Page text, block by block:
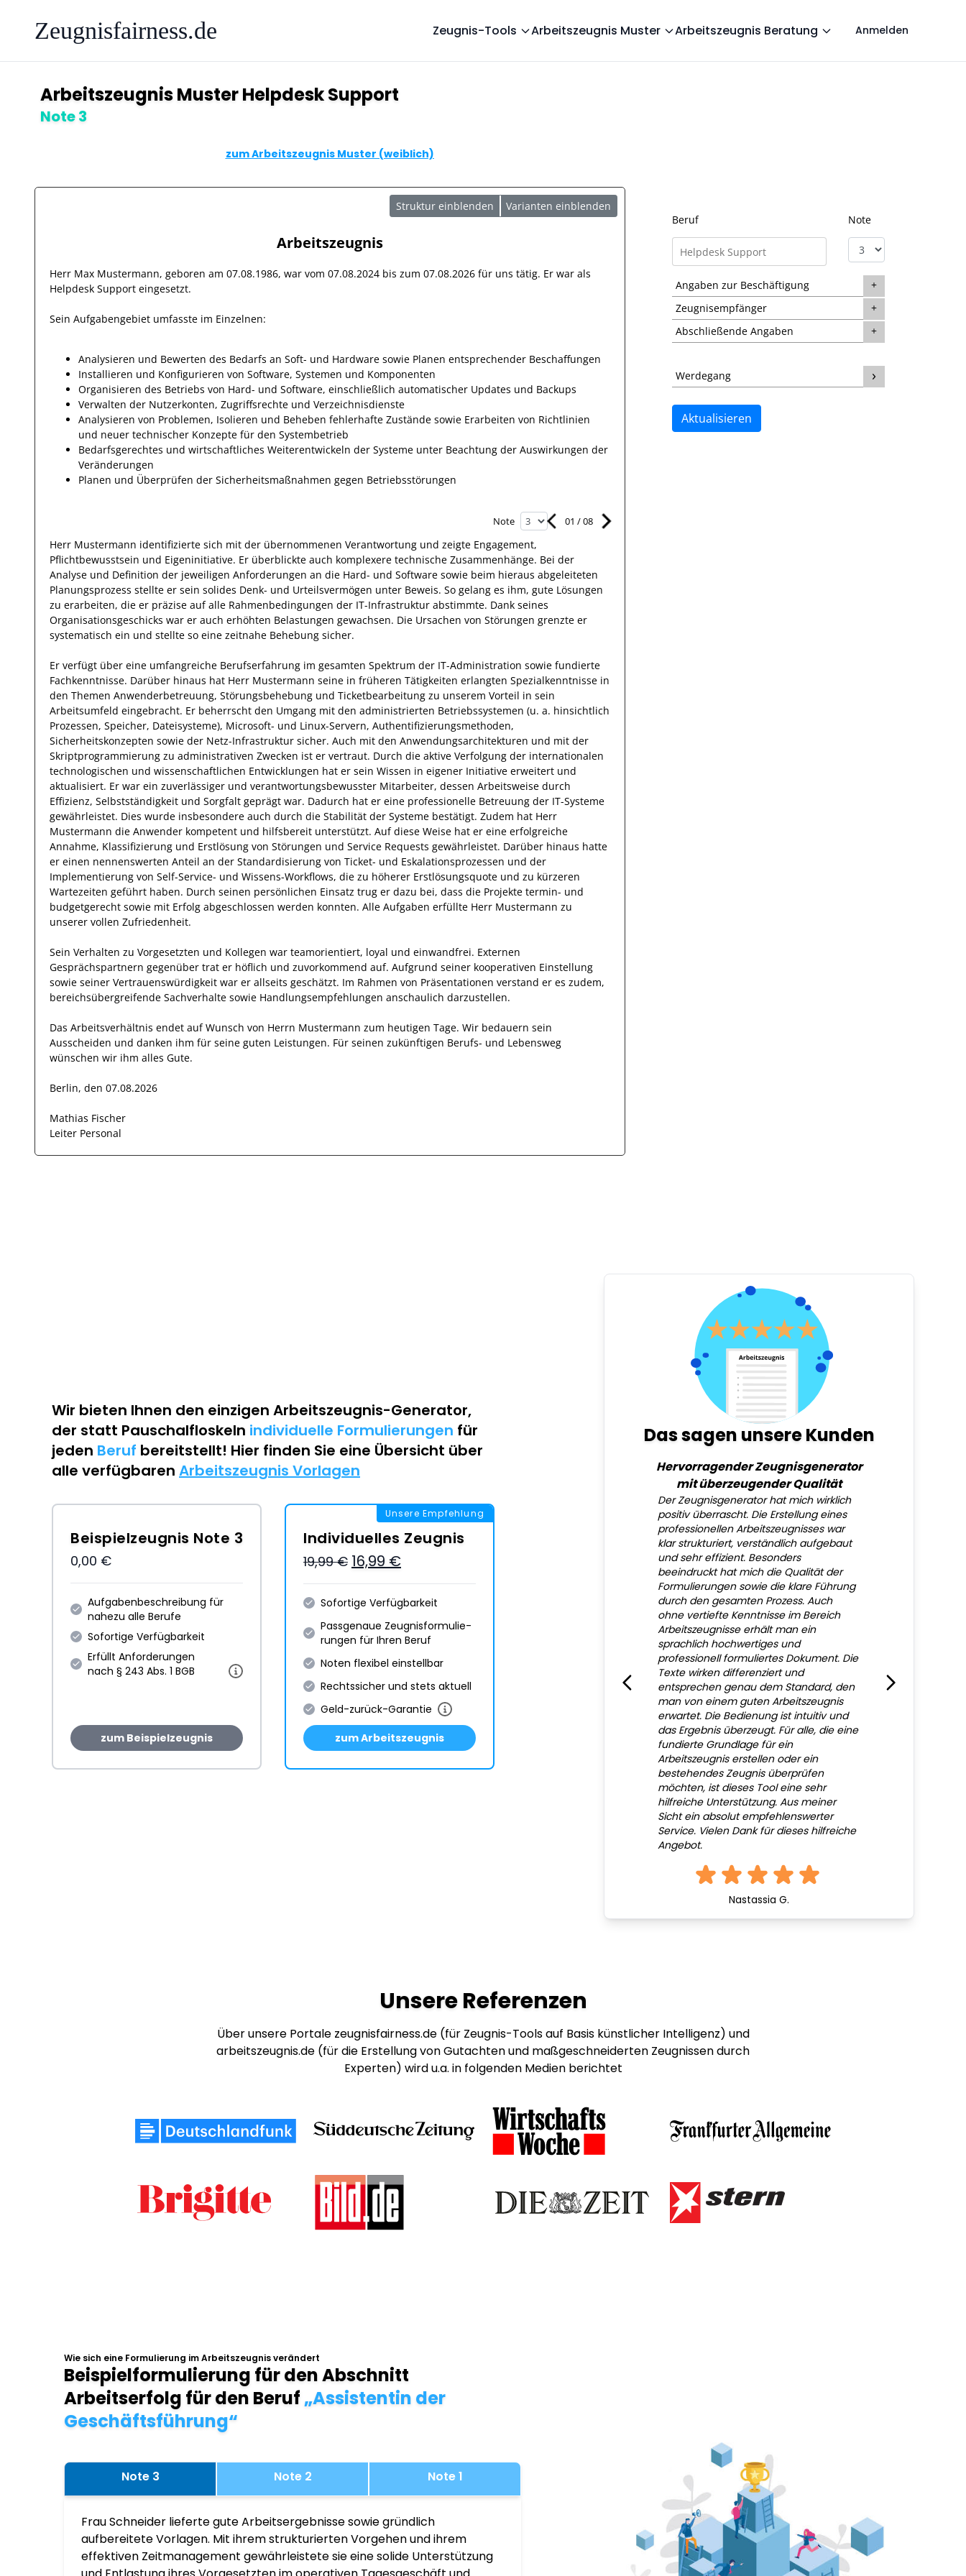
Zeugnisfairness.de Zeugnis-Tools Arbeitszeugnis Muster Arbeitszeugnis Beratung Anmelden
Arbeitszeugnis Muster Helpdesk Support
Note 3
zum Arbeitszeugnis Muster (weiblich)
Struktur einblenden Varianten einblenden
Arbeitszeugnis
Herr Max Mustermann, geboren am 07.08.1986, war vom 07.08.2024 bis zum 07.08.2026 für uns tätig. Er war als
Helpdesk Support eingesetzt.
Sein Aufgabengebiet umfasste im Einzelnen:
Analysieren und Bewerten des Bedarfs an Soft- und Hardware sowie Planen entsprechender Beschaffungen
Installieren und Konfigurieren von Software, Systemen und Komponenten
Organisieren des Betriebs von Hard- und Software, einschließlich automatischer Updates und Backups
Verwalten der Nutzerkonten, Zugriffsrechte und Verzeichnisdienste
Analysieren von Problemen, Isolieren und Beheben fehlerhafte Zustände sowie Erarbeiten von Richtlinien
und neuer technischer Konzepte für den Systembetrieb
Bedarfsgerechtes und wirtschaftliches Weiterentwickeln der Systeme unter Beachtung der Auswirkungen der
Veränderungen
Planen und Überprüfen der Sicherheitsmaßnahmen gegen Betriebsstörungen
Note 01 /08
Herr Mustermann identifizierte sich mit der übernommenen Verantwortung und zeigte Engagement,
Pflichtbewusstsein und Eigeninitiative. Er überblickte auch komplexere technische Zusammenhänge. Bei der
Analyse und Definition der jeweiligen Anforderungen an die Hard- und Software sowie beim hieraus abgeleiteten
Planungsprozess stellte er sein solides Denk- und Urteilsvermögen unter Beweis. So gelang es ihm, gute Lösungen
zu erarbeiten, die er präzise auf alle Rahmenbedingungen der IT-Infrastruktur abstimmte. Dank seines
Organisationsgeschicks war er auch erhöhten Belastungen gewachsen. Die Ursachen von Störungen grenzte er
systematisch ein und stellte so eine zeitnahe Behebung sicher.
Er verfügt über eine umfangreiche Berufserfahrung im gesamten Spektrum der IT-Administration sowie fundierte
Fachkenntnisse. Darüber hinaus hat Herr Mustermann seine in früheren Tätigkeiten erlangten Spezialkenntnisse in
den Themen Anwenderbetreuung, Störungsbehebung und Ticketbearbeitung zu unserem Vorteil in sein
Arbeitsumfeld eingebracht. Er beherrscht den Umgang mit den administrierten Betriebssystemen (u. a. hinsichtlich
Prozessen, Speicher, Dateisysteme), Microsoft- und Linux-Servern, Authentifizierungsmethoden,
Sicherheitskonzepten sowie der Netz-Infrastruktur sicher. Auch mit den Anwendungsarchitekturen und mit der
Skriptprogrammierung zu administrativen Zwecken ist er vertraut. Durch die aktive Verfolgung der internationalen
technologischen und wissenschaftlichen Entwicklungen hat er sein Wissen in eigener Initiative erweitert und
aktualisiert. Er war ein zuverlässiger und verantwortungsbewusster Mitarbeiter, dessen Arbeitsweise durch
Effizienz, Selbstständigkeit und Sorgfalt geprägt war. Dadurch hat er eine professionelle Betreuung der IT-Systeme
gewährleistet. Dies wurde insbesondere auch durch die Stabilität der Systeme bestätigt. Zudem hat Herr
Mustermann die Anwender kompetent und hilfsbereit unterstützt. Auf diese Weise hat er eine erfolgreiche
Annahme, Klassifizierung und Erstlösung von Störungen und Service Requests gewährleistet. Darüber hinaus hatte
er einen nennenswerten Anteil an der Standardisierung von Ticket- und Eskalationsprozessen und der
Implementierung von Self-Service- und Wissens-Workflows, die zu höherer Erstlösungsquote und zu kürzeren
Wartezeiten geführt haben. Durch seinen persönlichen Einsatz trug er dazu bei, dass die Projekte termin- und
budgetgerecht sowie mit Erfolg abgeschlossen werden konnten. Alle Aufgaben erfüllte Herr Mustermann zu
unserer vollen Zufriedenheit.
Sein Verhalten zu Vorgesetzten und Kollegen war teamorientiert, loyal und einwandfrei. Externen
Gesprächspartnern gegenüber trat er höflich und zuvorkommend auf. Aufgrund seiner kooperativen Einstellung
sowie seiner Vertrauenswürdigkeit war er allseits geschätzt. Im Rahmen von Präsentationen verstand er es zudem,
bereichsübergreifende Sachverhalte sowie Handlungsempfehlungen anschaulich darzustellen.
Das Arbeitsverhältnis endet auf Wunsch von Herrn Mustermann zum heutigen Tage. Wir bedauern sein
Ausscheiden und danken ihm für seine guten Leistungen. Für seinen zukünftigen Berufs- und Lebensweg
wünschen wir ihm alles Gute.
Berlin, den 07.08.2026
Mathias Fischer
Leiter Personal
Beruf Note
Angaben zur Beschäftigung
Zeugnisempfänger
Abschließende Angaben
Werdegang
Aktualisieren
Wir bieten Ihnen den einzigen Arbeitszeugnis-Generator,
der statt Pauschalfloskeln individuelle Formulierungen für
jeden Beruf bereitstellt! Hier finden Sie eine Übersicht über
alle verfügbaren Arbeitszeugnis Vorlagen
Beispielzeugnis Note 3
0,00 €
Aufgabenbeschreibung für
nahezu alle Berufe
Sofortige Verfügbarkeit
Erfüllt Anforderungen
nach § 243 Abs. 1 BGB
zum Beispielzeugnis
Unsere Empfehlung
Individuelles Zeugnis
19,99 € 16,99 €
Sofortige Verfügbarkeit
Passgenaue Zeugnis­formulie­
rungen für Ihren Beruf
Noten flexibel einstellbar
Rechtssicher und stets aktuell
Geld-zurück-Garantie
zum Arbeitszeugnis
Das sagen unsere Kunden
Hervorragender Zeugnisgenerator
mit überzeugender Qualität
Der Zeugnisgenerator hat mich wirklich
positiv überrascht. Die Erstellung eines
professionellen Arbeitszeugnisses war
klar strukturiert, verständlich aufgebaut
und sehr effizient. Besonders
beeindruckt hat mich die Qualität der
Formulierungen sowie die klare Führung
durch den gesamten Prozess. Auch
ohne vertiefte Kenntnisse im Bereich
Arbeitszeugnisse erhält man ein
sprachlich hochwertiges und
professionell formuliertes Dokument. Die
Texte wirken differenziert und
entsprechen genau dem Standard, den
man von einem guten Arbeitszeugnis
erwartet. Die Bedienung ist intuitiv und
das Ergebnis überzeugt. Für alle, die eine
fundierte Grundlage für ein
Arbeitszeugnis erstellen oder ein
bestehendes Zeugnis überprüfen
möchten, ist dieses Tool eine sehr
hilfreiche Unterstützung. Aus meiner
Sicht ein absolut empfehlenswerter
Service. Vielen Dank für dieses hilfreiche
Angebot.
Nastassia G.
Unsere Referenzen
Über unsere Portale zeugnisfairness.de (für Zeugnis-Tools auf Basis künstlicher Intelligenz) und
arbeitszeugnis.de (für die Erstellung von Gutachten und maßgeschneiderten Zeugnissen durch
Experten) wird u.a. in folgenden Medien berichtet
Wie sich eine Formulierung im Arbeitszeugnis verändert
Beispielformulierung für den Abschnitt
Arbeitserfolg für den Beruf „Assistentin der
Geschäftsführung“
Note 3 Note 2 Note 1
Frau Schneider lieferte gute Arbeitsergebnisse sowie gründlich
aufbereitete Vorlagen. Mit ihrem strukturierten Vorgehen und ihrem
effektiven Zeitmanagement gewährleistete sie eine solide Unterstützung